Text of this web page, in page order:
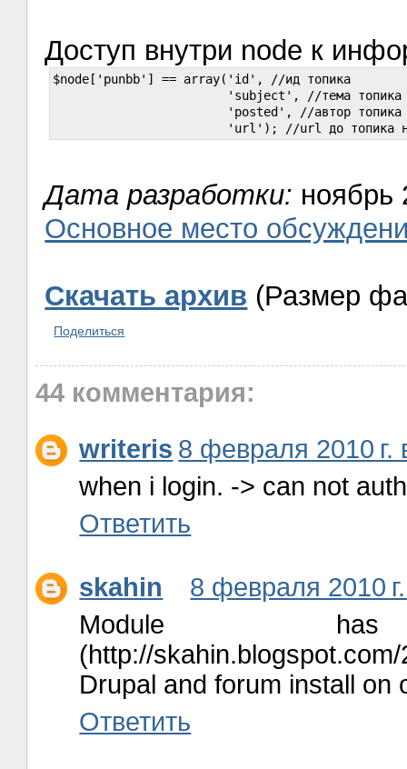
Доступ внутри node к
$node['punbb'] == array('id', //ид топика
                        'subject', //тема топика
                        'posted', //автор топика
Дата разработки: ноябрь
Основное место
Скачать архив (Размер
Поделиться
44 комментария:
writeris 8 февраля 2010 г.
when i login. -> can not
Ответить
skahin
8 февраля 2010
Module
(http://
Drupal and forum install on
Ответить